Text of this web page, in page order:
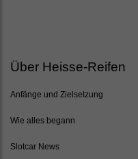
Über Heisse-Reifen
Anfänge und Zielsetzung
Wie alles begann
Slotcar News